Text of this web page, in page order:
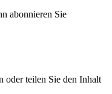
abonnieren Sie
oder teilen Sie den Inhalt